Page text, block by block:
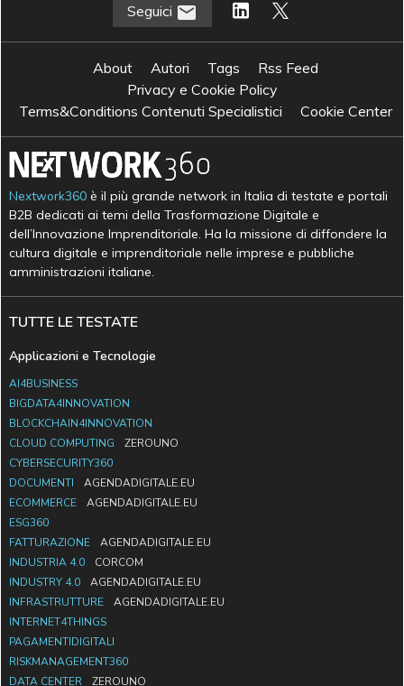
Seguici
About Autori Tags
Rss Feed
Privacy e Cookie Policy
Terms&Conditions Contenuti Specialistici
Cookie Center
Nextwork360 è il più grande network in Italia di testate e portali
B2B dedicati ai temi della Trasformazione Digitale e
dell’Innovazione Imprenditoriale. Ha la missione di diffondere la
cultura digitale e imprenditoriale nelle imprese e pubbliche
amministrazioni italiane.
TUTTE LE TESTATE
Applicazioni e Tecnologie
AI4BUSINESS
BIGDATA4INNOVATION
BLOCKCHAIN4INNOVATION
CLOUD COMPUTING
ZEROUNO
CYBERSECURITY360
DOCUMENTI
AGENDADIGITALE.EU
ECOMMERCE
AGENDADIGITALE.EU
ESG360
FATTURAZIONE
AGENDADIGITALE.EU
INDUSTRIA 4.0
CORCOM
INDUSTRY 4.0
AGENDADIGITALE.EU
INFRASTRUTTURE
AGENDADIGITALE.EU
INTERNET4THINGS
PAGAMENTIDIGITALI
RISKMANAGEMENT360
DATA CENTER
ZEROUNO